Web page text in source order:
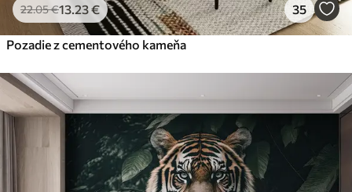
22.05€13 .23€ 35
Pozadie z cementového kameňa